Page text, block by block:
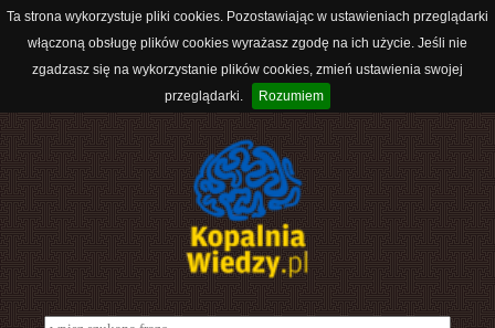
Ta strona wykorzystuje pliki cookies. Pozostawiając w ustawieniach przeglądarki
włączoną obsługę plików cookies wyrażasz zgodę na ich użycie. Jeśli nie
zgadzasz się na wykorzystanie plików cookies, zmień ustawienia swojej
przeglądarki.
Rozumiem